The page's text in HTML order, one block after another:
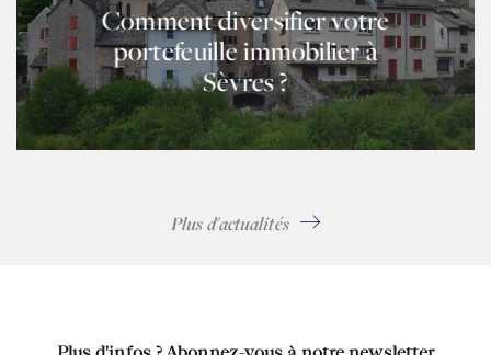
Comment diversifier votre
portefeuille immobilier à
Sèvres ?
Plus d'actualités